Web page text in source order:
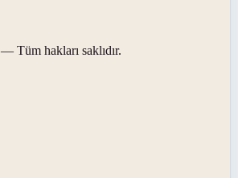
— Tüm hakları saklıdır.